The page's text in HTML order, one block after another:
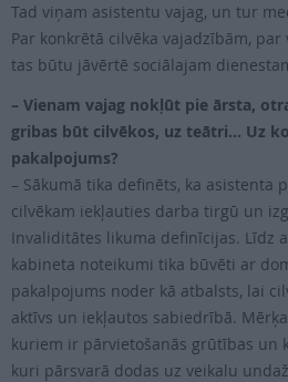
Tad viņam asistentu vajag, un tur
Par konkrētā cilvēka vajadzībām,
tas būtu jāvērtē sociālajam
– Vienam vajag nokļūt pie ārsta,
gribas būt cilvēkos, uz teātri… Uz
pakalpojums?
– Sākumā tika definēts, ka asistenta
cilvēkam iekļauties darba tirgū un
Invaliditātes likuma definīcijas. Līdz
kabineta noteikumi tika būvēti ar
pakalpojums noder kā atbalsts, lai
aktīvs un iekļautos sabiedrībā.
kuriem ir pārvietošanās grūtības un
kuri pārsvarā dodas uz veikalu